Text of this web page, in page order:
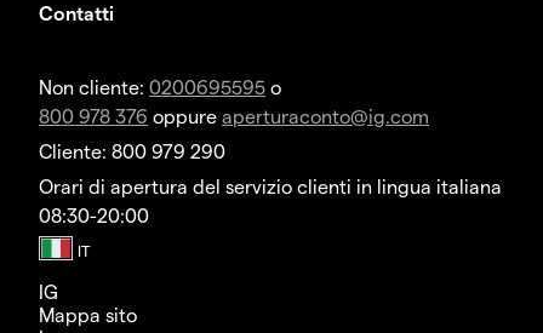
Contatti
Non cliente: 0200695595 o
800 978 376 oppure aperturaconto@ig.com
Cliente: 800 979 290
Orari di apertura del servizio clienti in lingua italiana
08:30-20:00
IG
Mappa sito